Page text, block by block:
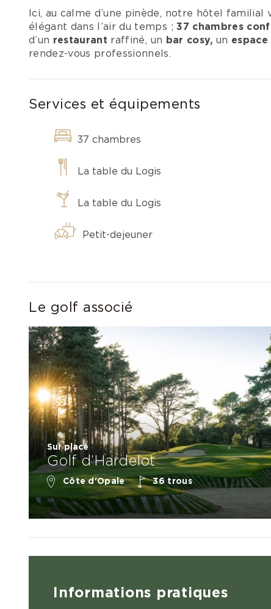
Ici, au calme d’une pinède, notre hôtel
élégant dans l’air du temps ;37 chambres
d’un restaurant raffiné, un bar cosy, un
rendez-vous professionnels.
Services et équipements
37 chambres
La table du Logis
La table du Logis
Petit-dejeuner
Le golf associé
Sur place
Golf d’Hardelot
Côte d'Opale 36 trous
Informations pratiques